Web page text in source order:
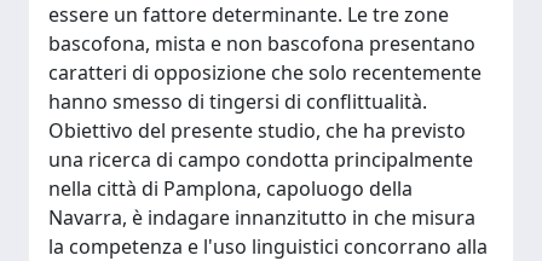
essere un fattore determinante. Le tre zone
bascofona, mista e non bascofona presentano
caratteri di opposizione che solo recentemente
hanno smesso di tingersi di conflittualità.
Obiettivo del presente studio, che ha previsto
una ricerca di campo condotta principalmente
nella città di Pamplona, capoluogo della
Navarra, è indagare innanzitutto in che misura
la competenza e l'uso linguistici concorrano alla